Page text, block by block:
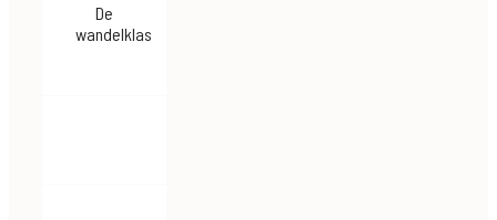
De
wandelklas